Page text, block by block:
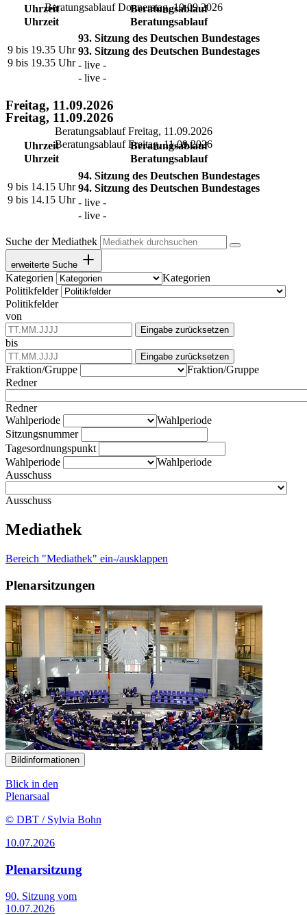
Uhrzeit
Beratungsablauf
9 bis 19.35 Uhr
93. Sitzung des Deutschen Bundestages
- live -
Freitag, 11.09.2026
Beratungsablauf Freitag, 11.09.2026
Uhrzeit
Beratungsablauf
9 bis 14.15 Uhr
94. Sitzung des Deutschen Bundestages
- live -
Beratungsablauf Donnerstag, 10.09.2026
Uhrzeit
Beratungsablauf
9 bis 19.35 Uhr
93. Sitzung des Deutschen Bundestages
- live -
Freitag, 11.09.2026
Beratungsablauf Freitag, 11.09.2026
Uhrzeit
Beratungsablauf
9 bis 14.15 Uhr
94. Sitzung des Deutschen Bundestages
- live -
Suche der Mediathek
erweiterte Suche
Kategorien
Kategorien
Politikfelder
Politikfelder
von
Eingabe zurücksetzen
bis
Eingabe zurücksetzen
Fraktion/Gruppe
Fraktion/Gruppe
Redner
Redner
Wahlperiode
Wahlperiode
Sitzungsnummer
Tagesordnungspunkt
Wahlperiode
Wahlperiode
Ausschuss
Ausschuss
Mediathek
Bereich "Mediathek" ein-/ausklappen
Plenarsitzungen
Bildinformationen
Blick in den
Plenarsaal
© DBT / Sylvia Bohn
10.07.2026
Plenarsitzung
90. Sitzung vom
10.07.2026